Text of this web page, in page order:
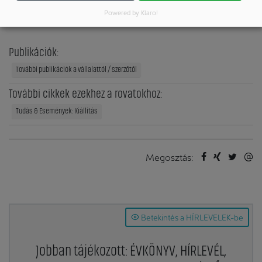
04356 Leipzig
Publikációk:
További publikációk a vállalattól / szerzőtől
További cikkek ezekhez a rovatokhoz:
Tudás & Események: Kiállítás
Megosztás:
Betekintés a HÍRLEVELEK-be
Jobban tájékozott: ÉVKÖNYV, HÍRLEVÉL,
Powered by Klaro!